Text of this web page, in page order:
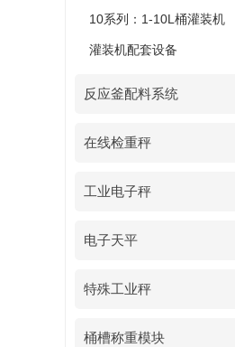
10系列：1-10L桶灌装机
灌装机配套设备
反应釜配料系统
在线检重秤
工业电子秤
电子天平
特殊工业秤
桶槽称重模块